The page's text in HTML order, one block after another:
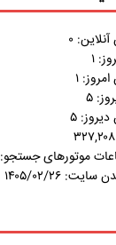
آنلاین: ۰
۱
امروز: ۱
۵
دیروز: ۵
۳۲۷,۲۰۸
موتورهای جستجو:
سایت: ۱۴۰۵/۰۲/۲۶